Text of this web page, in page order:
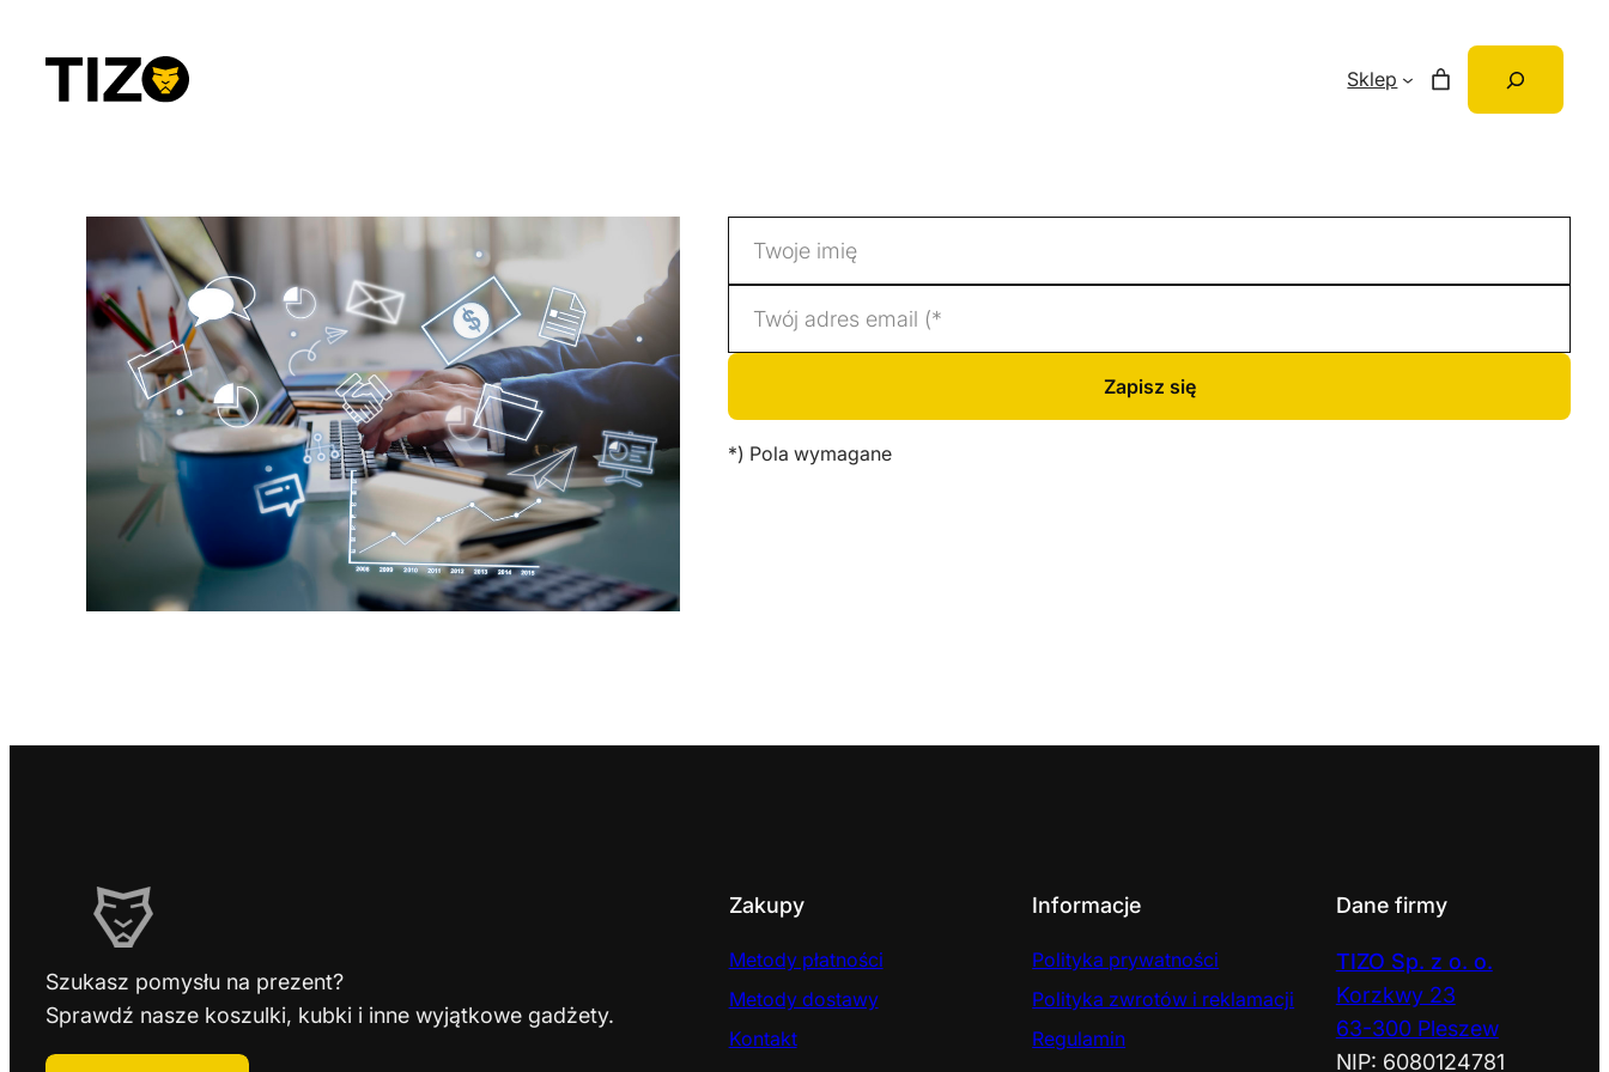
Sklep
Szukaj
*) Pola wymagane
Szukasz pomysłu na prezent?
Sprawdź nasze koszulki, kubki i inne wyjątkowe gadżety.
Zakupy
Metody płatności
Metody dostawy
Kontakt
Informacje
Polityka prywatności
Polityka zwrotów i reklamacji
Regulamin
Dane firmy
TIZO Sp. z o. o.
Korzkwy 23
63-300 Pleszew
NIP: 6080124781